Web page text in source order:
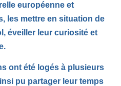
européenne et
les mettre en situation de
éveiller leur curiosité et
ont été logés à plusieurs
pu partager leur temps